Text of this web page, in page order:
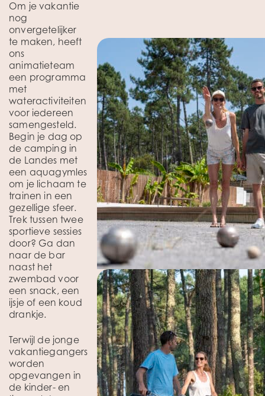
Om je vakantie
nog
onvergetelijker
te maken, heeft
ons
animatieteam
een programma
met
wateractiviteiten
voor iedereen
samengesteld.
Begin je dag op
de camping in
de Landes met
een aquagymles
om je lichaam te
trainen in een
gezellige sfeer.
Trek tussen twee
sportieve sessies
door? Ga dan
naar de bar
naast het
zwembad voor
een snack, een
ijsje of een koud
drankje.
Terwijl de jonge
vakantiegangers
worden
opgevangen in
de kinder- en